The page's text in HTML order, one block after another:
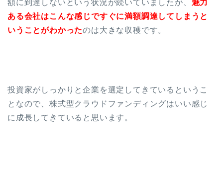
額に到達しないという状況が続いていましたが、 魅力
ある会社はこんな感じですぐに満額調達してしまうと
いうことがわかったのは大きな収穫です。
投資家がしっかりと企業を選定してきているというこ
となので、株式型クラウドファンディングはいい感じ
に成長してきていると思います。